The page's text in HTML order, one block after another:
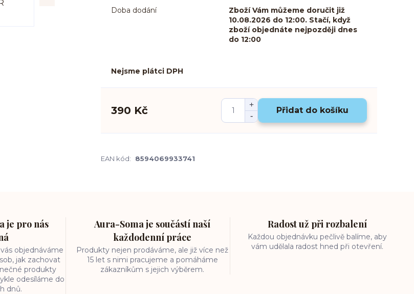
Doba dodání
Zboží Vám můžeme doručit již
10.08.2026 do 12:00. Stačí, když
zboží objednáte nejpozději dnes
do 12:00
Nejsme plátci DPH
390 Kč Přidat do košíku
EAN kód: 8594069933741
je pro nás
objednáváme
jak zachovat
produkty
odesíláme do
dnů.
Aura-Soma je součástí naší
každodenní práce
Produkty nejen prodáváme, ale již více než
15 let s nimi pracujeme a pomáháme
zákazníkům s jejich výběrem.
Radost už při rozbalení
Každou objednávku pečlivě balíme, aby
vám udělala radost hned při otevření.